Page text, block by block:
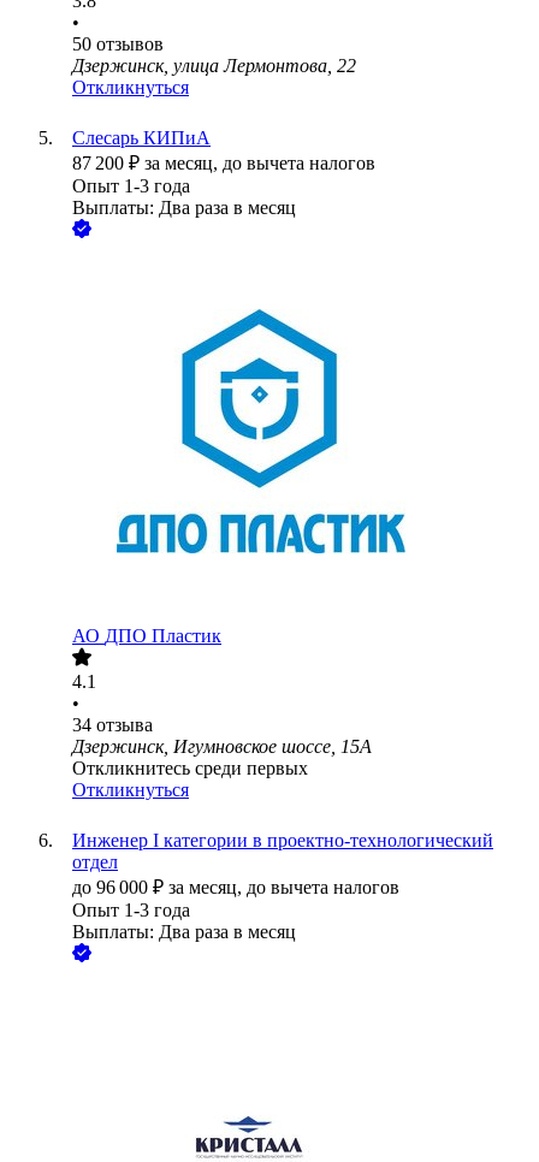
•
50 отзывов
Дзержинск, улица Лермонтова, 22
Откликнуться
Слесарь КИПиА
87 200 ₽ за месяц, до вычета налогов
Опыт 1-3 года
Выплаты: Два раза в месяц
АО ДПО Пластик
4.1
•
34 отзыва
Дзержинск, Игумновское шоссе, 15А
Откликнитесь среди первых
Откликнуться
Инженер I категории в проектно-технологический
отдел
до 96 000 ₽ за месяц, до вычета налогов
Опыт 1-3 года
Выплаты: Два раза в месяц